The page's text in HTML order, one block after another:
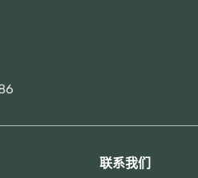
联系我们